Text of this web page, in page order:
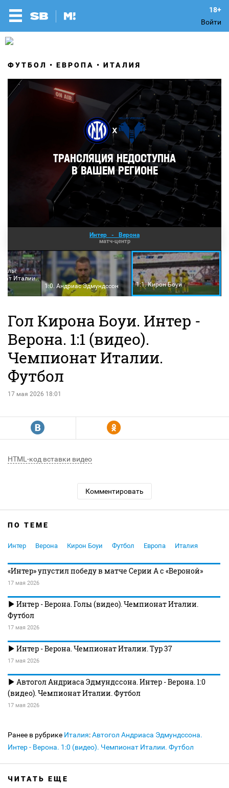
Войти
ФУТБОЛ ЕВРОПА ИТАЛИЯ
Интер - Верона
матч-центр
Голы
Италии.
1:0. Андриас Эдмундссон
1:1. Кирон Боуи
Гол Кирона Боуи. Интер -
Верона. 1:1 (видео).
Чемпионат Италии.
Футбол
17 мая 2026 18:01
R Y
HTML-код вставки видео
Комментировать
ПО ТЕМЕ
Интер Верона Кирон Боуи Футбол Европа Италия
«Интер» упустил победу в матче Серии А с «Вероной»
17 мая 2026
Интер - Верона. Голы (видео). Чемпионат Италии.
Футбол
17 мая 2026
Интер - Верона. Чемпионат Италии. Тур 37
17 мая 2026
Автогол Андриаса Эдмундссона. Интер - Верона. 1:0
(видео). Чемпионат Италии. Футбол
17 мая 2026
Ранее в рубрике Италия:Автогол Андриаса Эдмундссона.
Интер - Верона. 1:0 (видео). Чемпионат Италии. Футбол
ЧИТАТЬ ЕЩЕ